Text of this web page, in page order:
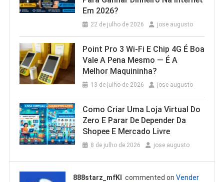
Em 2026?
22 de julho de 2026 jose augusto
Point Pro 3 Wi‑Fi E Chip 4G É Boa
Vale A Pena Mesmo — É A
Melhor Maquininha?
13 de julho de 2026 jose augusto
Como Criar Uma Loja Virtual Do
Zero E Parar De Depender Da
Shopee E Mercado Livre
8 de julho de 2026 jose augusto
888starz_mfKl commented onVender